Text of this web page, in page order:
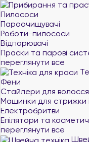
Пилососи
Пароочищувачі
Роботи-пилососи
Відпарювачі
Праски та парові
переглянути все
Фени
Стайлери для волосся
Машинки для стрижки
Електробритви
Епілятори та
переглянути все